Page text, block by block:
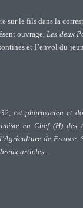
sur le fils dans la
ouvrage,Les deux
et l’envol du
est pharmacien et
en Chef (H)
de France.
articles.